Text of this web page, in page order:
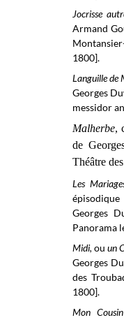
Jocrisse
Armand
1800].
Languille de
Georges
messidor
Malherbe,
de
Théâtre
Les
Georges
Panorama
Midi,ou un
Georges
des
1800].
Mon